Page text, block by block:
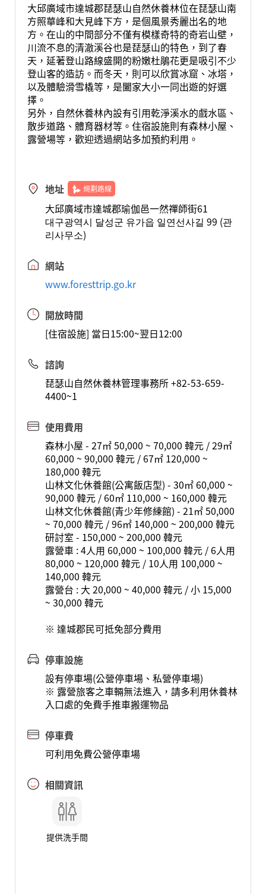
大邱廣域市達城郡琵瑟山自然休養林位在琵瑟山南
方照華峰和大見峰下方，是個風景秀麗出名的地
方。在山的中間部分不僅有模樣奇特的奇岩山壁，
川流不息的清澈溪谷也是琵瑟山的特色，到了春
天，延著登山路線盛開的粉嫩杜鵑花更是吸引不少
登山客的造訪。而冬天，則可以欣賞冰窟、冰塔，
以及體驗滑雪橇等，是闔家大小一同出遊的好選
擇。
另外，自然休養林內設有引用乾淨溪水的戲水區、
散步道路、體育器材等。住宿設施則有森林小屋、
露營場等，歡迎透過網站多加預約利用。
地址 規劃路線
大邱廣域市達城郡瑜伽邑一然禪師街61
대구광역시 달성군 유가읍 일연선사길 99 (관
리사무소)
網站
www.foresttrip.go.kr
開放時間
[住宿設施] 當日15:00~翌日12:00
諮詢
琵瑟山自然休養林管理事務所 +82-53-659-
4400~1
使用費用
森林小屋 - 27㎡ 50,000 ~ 70,000 韓元 / 29㎡
60,000 ~ 90,000 韓元 / 67㎡ 120,000 ~
180,000 韓元
山林文化休養館(公寓飯店型) - 30㎡ 60,000 ~
90,000 韓元 / 60㎡ 110,000 ~ 160,000 韓元
山林文化休養館(青少年修練館) - 21㎡ 50,000
~ 70,000 韓元 / 96㎡ 140,000 ~ 200,000 韓元
研討室 - 150,000 ~ 200,000 韓元
露營車 : 4人用 60,000 ~ 100,000 韓元 / 6人用
80,000 ~ 120,000 韓元 / 10人用 100,000 ~
140,000 韓元
露營台 : 大 20,000 ~ 40,000 韓元 / 小 15,000
~ 30,000 韓元
※ 達城郡民可抵免部分費用
停車設施
設有停車場(公營停車場、私營停車場)
※ 露營旅客之車輛無法進入，請多利用休養林
入口處的免費手推車搬運物品
停車費
可利用免費公營停車場
相關資訊
提供洗手間